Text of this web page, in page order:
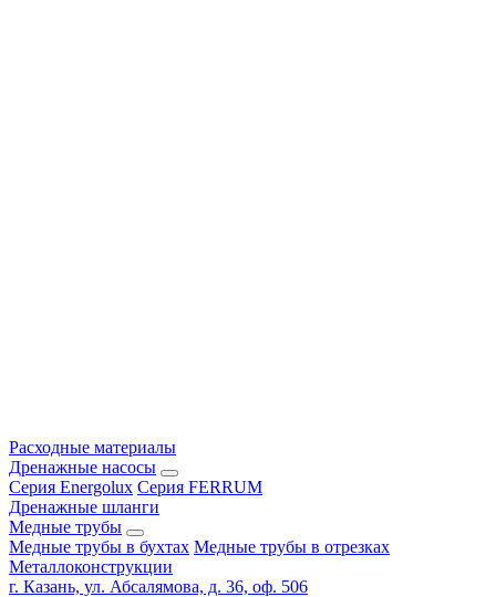
Расходные материалы
Дренажные насосы
Серия Energolux Серия FERRUM
Дренажные шланги
Медные трубы
Медные трубы в бухтах Медные трубы в отрезках
Металлоконструкции
г. Казань, ул. Абсалямова, д. 36, оф. 506